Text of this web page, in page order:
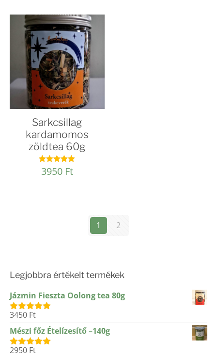
Sarkcsillag
kardamomos
zöldtea 60g
Értékelés:
5.00
3950 Ft
1 2
Legjobbra értékelt termékek
Jázmin Fieszta Oolong tea 80g
Értékelés:
3450 Ft
Mészi főz Ételízesítő –140g
Értékelés:
2950 Ft